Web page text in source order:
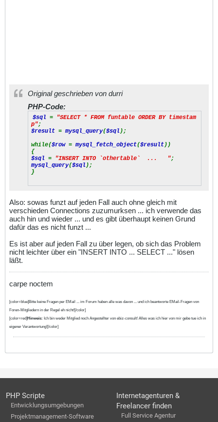
Original geschrieben von durri
PHP-Code:
$sql =
"SELECT * FROM funtable ORDER BY timestam
p";
$result = mysql_query($sql);
while($row = mysql_fetch_object($result))
{
$sql = "INSERT INTO `othertable` ... ";
mysql_query($sql);
}
Also: sowas funzt auf jeden Fall auch ohne gleich mit
verschieden Connections zuzumurksen ... ich verwende das
auch hin und wieder ... und es gibt überhaupt keinen Grund
dafür das es nicht funzt ...
Es ist aber auf jeden Fall zu über legen, ob sich das Problem
nicht leichter über ein "INSERT INTO ... SELECT ..." lösen
läßt.
carpe noctem
[color=blue]Bitte keine Fragen per EMail ... im Forum haben alle was davon ... und ich beantworte EMail-Fragen von
Foren-Mitgliedern in der Regel eh nicht![/color]
[color=red] Hinweis: Ich bin weder Mitglied noch Angestellter von ebiz-consult! Alles was ich hier von mir gebe tue ich in
eigener Verantwortung![/color]
PHP Scripte
Entwicklungsumgebungen
Projektmanagement-Software
Internetagenturen &
Freelancer finden
Full Service Agentur